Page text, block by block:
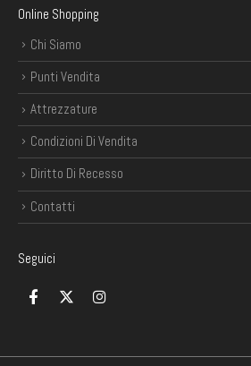
Online Shopping
Chi Siamo
Punti Vendita
Attrezzature
Condizioni Di Vendita
Diritto Di Recesso
Contatti
Seguici